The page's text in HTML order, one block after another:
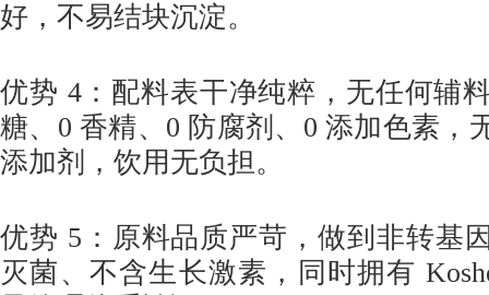
好，不易结块沉淀。
优势 4：配料表干净纯粹，无任何辅
糖、0 香精、0 防腐剂、0 添加色素，
添加剂，饮用无负担。
优势 5：原料品质严苛，做到非转基
灭菌、不含生长激素，同时拥有